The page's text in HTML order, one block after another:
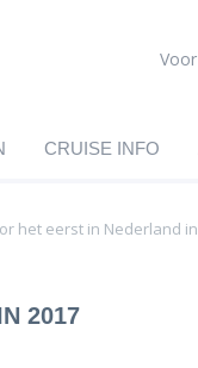
CRUISE INFO
het eerst in Nederland
2017